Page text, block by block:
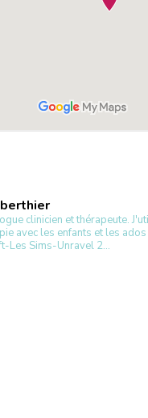
clinicien et thérapeute.
avec les enfants et les
Les Sims-Unravel 2...